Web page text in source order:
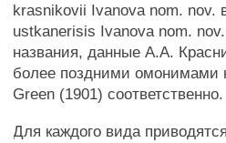
krasnikovii Ivanova nom. nov.
ustkanerisis Ivanova nom.
названия, данные A.A.
более поздними омонимами
Green (1901) соответственно.
Для каждого вида